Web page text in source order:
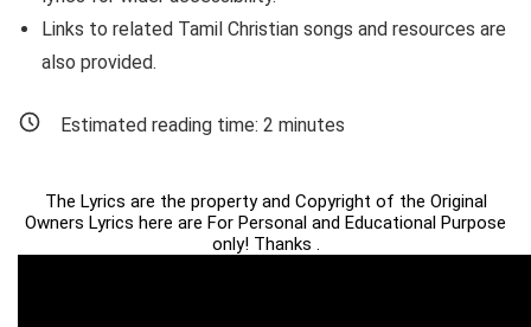
Links to related Tamil Christian songs and resources are
also provided.
Estimated reading time: 2 minutes
The Lyrics are the property and Copyright of the Original
Owners Lyrics here are For Personal and Educational Purpose
only! Thanks .